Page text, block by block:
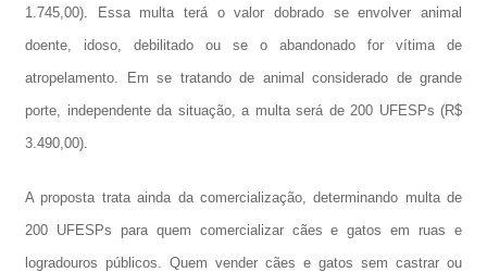
1.745,00). Essa multa terá o valor dobrado se envolver animal
doente, idoso, debilitado ou se o abandonado for vítima de
atropelamento. Em se tratando de animal considerado de grande
porte, independente da situação, a multa será de 200 UFESPs (R$
3.490,00).
A proposta trata ainda da comercialização, determinando multa de
200 UFESPs para quem comercializar cães e gatos em ruas e
logradouros públicos. Quem vender cães e gatos sem castrar ou